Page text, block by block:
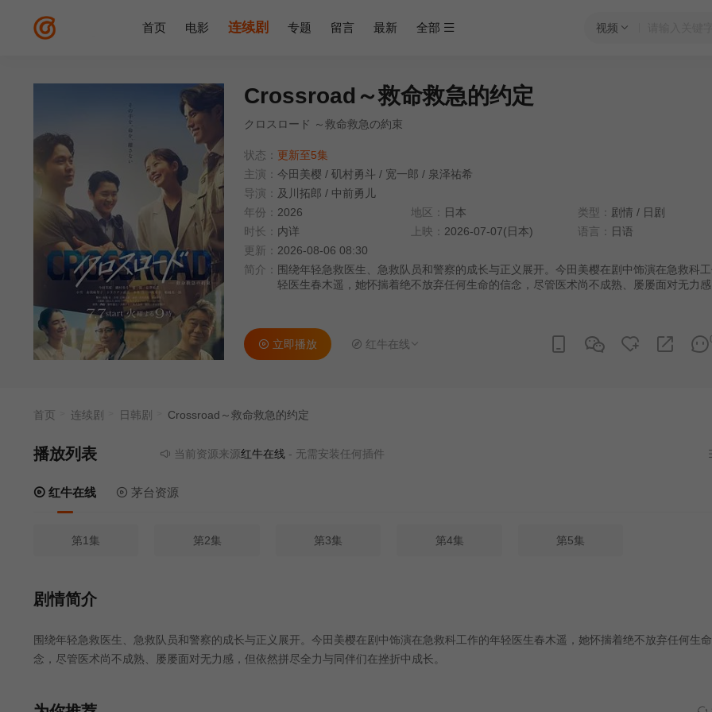
视频
首页 电影 连续剧 专题 留言 最新 全部
Crossroad～救命救急的约定
クロスロード ～救命救急の約束
状态： 更新至5集
主演： 今田美樱 / 矶村勇斗 / 宽一郎 / 泉泽祐希
导演： 及川拓郎 / 中前勇儿
年份： 2026 地区： 日本 类型： 剧情 / 日剧
时长： 内详 上映： 2026-07-07(日本) 语言： 日语
更新： 2026-08-06 08:30
简介： 围绕年轻急救医生、急救队员和警察的成长与正义展开。今田美樱在剧中饰演在急救科
轻医生春木遥，她怀揣着绝不放弃任何生命的信念，尽管医术尚不成熟、屡屡面对无力
立即播放 红牛在线
首页 连续剧 日韩剧 Crossroad～救命救急的约定
播放列表 当前资源来源红牛在线- 无需安装任何插件
红牛在线 茅台资源
第1集 第2集 第3集 第4集 第5集
剧情简介
围绕年轻急救医生、急救队员和警察的成长与正义展开。今田美樱在剧中饰演在急救科工作的年轻医生春木遥，她怀揣着绝不放弃任何生
念，尽管医术尚不成熟、屡屡面对无力感，但依然拼尽全力与同伴们在挫折中成长。